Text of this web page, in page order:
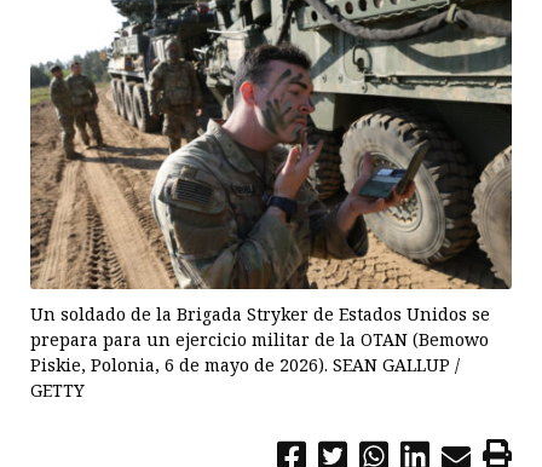
Un soldado de la Brigada Stryker de Estados Unidos se
prepara para un ejercicio militar de la OTAN (Bemowo
Piskie, Polonia, 6 de mayo de 2026). SEAN GALLUP /
GETTY